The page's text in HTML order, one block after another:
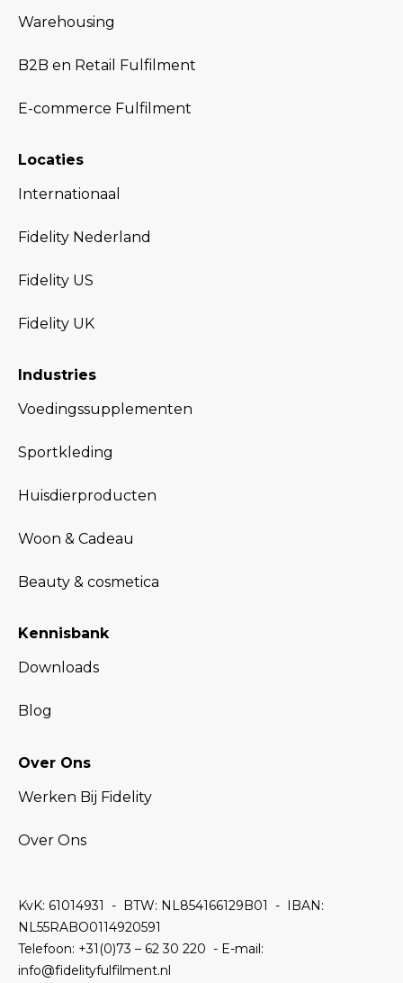
Warehousing
B2B en Retail Fulfilment
E-commerce Fulfilment
Locaties
Internationaal
Fidelity Nederland
Fidelity US
Fidelity UK
Industries
Voedingssupplementen
Sportkleding
Huisdierproducten
Woon & Cadeau
Beauty & cosmetica
Kennisbank
Downloads
Blog
Over Ons
Werken Bij Fidelity
Over Ons
KvK: 61014931 - BTW: NL854166129B01 -
IBAN:
NL55RABO0114920591
Telefoon: +31(0)73 – 62 30 220 - E-mail:
info@fidelityfulfilment.nl